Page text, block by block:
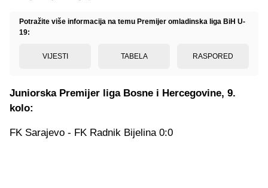
Potražite više informacija na temu Premijer omladinska liga BiH U-
19:
VIJESTI TABELA RASPORED
Juniorska Premijer liga Bosne i Hercegovine, 9.
kolo:
FK Sarajevo - FK Radnik Bijelina 0:0